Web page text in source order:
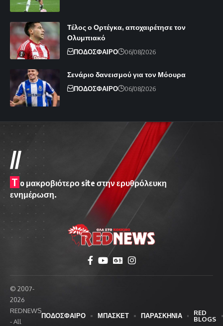
Τέλος ο Ορτέγκα, αποχαιρέτησε τον
Ολυμπιακό
ΠΟΔΟΣΦΑΙΡΟ 06/08/2026
Σενάριο δανεισμού για τον Μόουρα
ΠΟΔΟΣΦΑΙΡΟ 06/08/2026
//
T o μακροβιότερο site στην ερυθρόλευκη
ενημέρωση.
© 2007-
2026
REDNEWS
- All
ΠΟΔΟΣΦΑΙΡΟ ΜΠΑΣΚΕΤ ΠΑΡΑΣΚΗΝΙΑ
RED
BLOGS